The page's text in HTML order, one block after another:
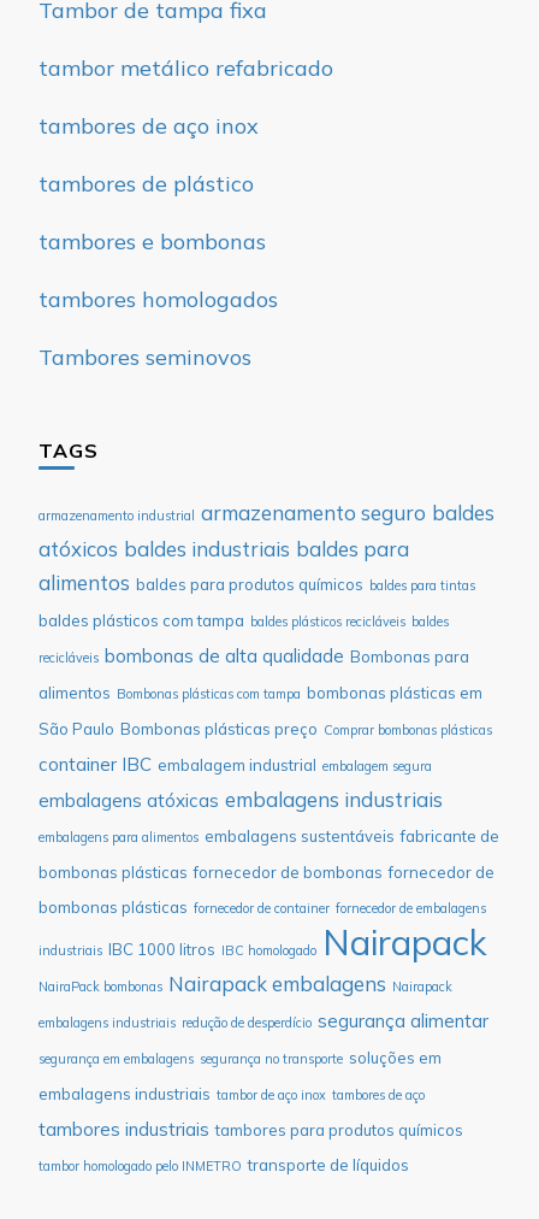
Tambor de tampa fixa
tambor metálico refabricado
tambores de aço inox
tambores de plástico
tambores e bombonas
tambores homologados
Tambores seminovos
TAGS
armazenamento industrial armazenamento seguro baldes
atóxicos baldes industriais baldes para
alimentos baldes para produtos químicos baldes para tintas
baldes plásticos com tampa baldes plásticos recicláveis baldes
recicláveis bombonas de alta qualidade Bombonas para
alimentos Bombonas plásticas com tampa bombonas plásticas em
São Paulo Bombonas plásticas preço Comprar bombonas plásticas
container IBC embalagem industrial embalagem segura
embalagens atóxicas embalagens industriais
embalagens para alimentos embalagens sustentáveis fabricante de
bombonas plásticas fornecedor de bombonas fornecedor de
bombonas plásticas fornecedor de container fornecedor de embalagens
industriais IBC 1000 litros IBC homologado Nairapack
NairaPack bombonas Nairapack embalagens Nairapack
embalagens industriais redução de desperdício segurança alimentar
segurança em embalagens segurança no transporte soluções em
embalagens industriais tambor de aço inox tambores de aço
tambores industriais tambores para produtos químicos
tambor homologado pelo INMETRO transporte de líquidos